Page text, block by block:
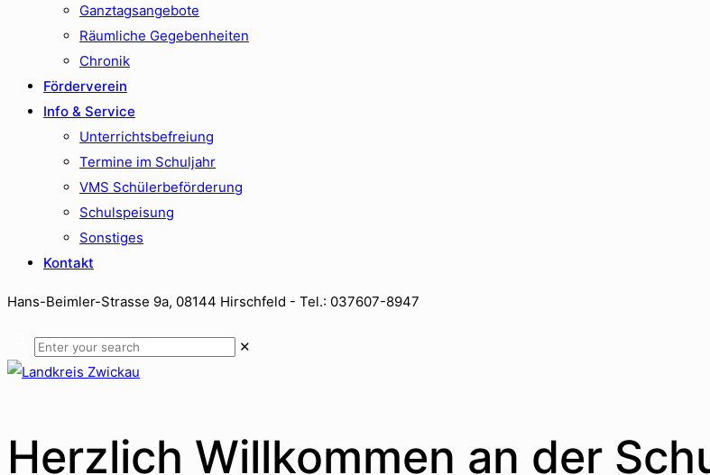
Ganztagsangebote
Räumliche Gegebenheiten
Chronik
Förderverein
Info & Service
Unterrichtsbefreiung
Termine im Schuljahr
VMS Schülerbeförderung
Schulspeisung
Sonstiges
Kontakt
Hans-Beimler-Strasse 9a, 08144 Hirschfeld - Tel.: 037607-8947
✕
Herzlich Willkommen an der